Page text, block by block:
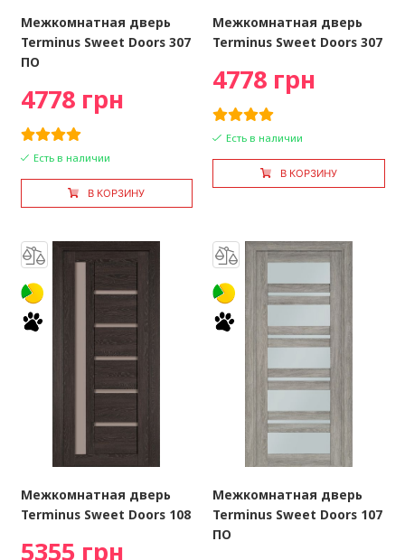
Межкомнатная дверь
Terminus Sweet Doors 307
ПО
4778 грн
Есть в наличии
В КОРЗИНУ
Межкомнатная дверь
Terminus Sweet Doors 307
4778 грн
Есть в наличии
В КОРЗИНУ
Межкомнатная дверь
Terminus Sweet Doors 108
5355 грн
Межкомнатная дверь
Terminus Sweet Doors 107
ПО